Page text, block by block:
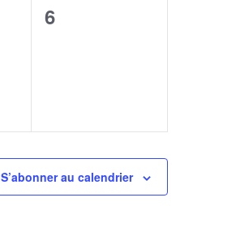
0
6
S’abonner au calendrier